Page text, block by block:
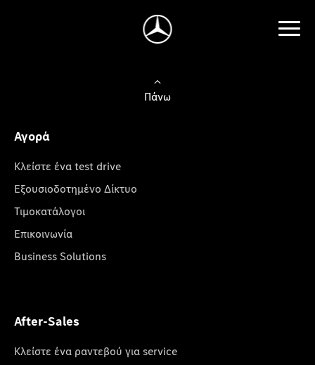
Πάνω
Αγορά
Κλείστε ένα test drive
Εξουσιοδοτημένο Δίκτυο
Τιμοκατάλογοι
Επικοινωνία
Business Solutions
After-Sales
Κλείστε ένα ραντεβού για service